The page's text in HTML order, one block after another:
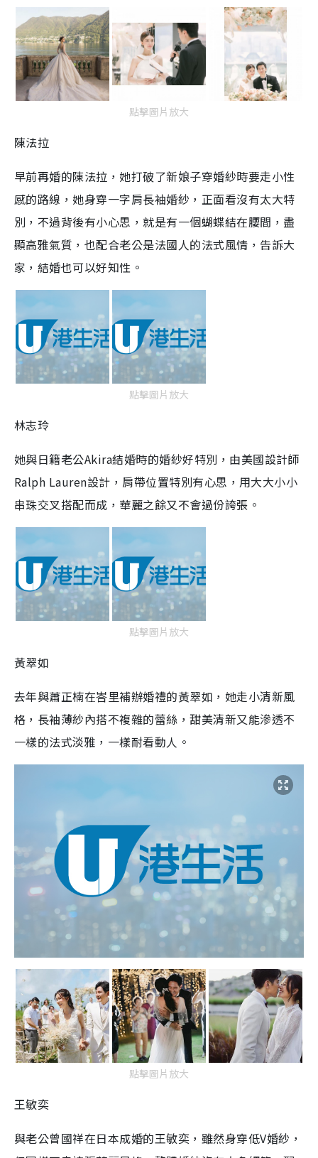
點擊圖片放大
陳法拉
早前再婚的陳法拉，她打破了新娘子穿婚紗時要走小性
感的路線，她身穿一字肩長袖婚紗，正面看沒有太大特
別，不過背後有小心思，就是有一個蝴蝶結在腰間，盡
顯高雅氣質，也配合老公是法國人的法式風情，告訴大
家，結婚也可以好知性。
點擊圖片放大
林志玲
她與日籍老公Akira結婚時的婚紗好特別，由美國設計師
Ralph Lauren設計，肩帶位置特別有心思，用大大小小
串珠交叉搭配而成，華麗之餘又不會過份誇張。
點擊圖片放大
黃翠如
去年與蕭正楠在峇里補辦婚禮的黃翠如，她走小清新風
格，長袖薄紗內搭不複雜的蕾絲，甜美清新又能滲透不
一樣的法式淡雅，一樣耐看動人。
點擊圖片放大
王敏奕
與老公曾國祥在日本成婚的王敏奕，雖然身穿低V婚紗，